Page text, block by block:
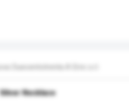
Silver Necklace